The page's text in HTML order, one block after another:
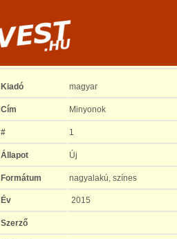
Kiadó magyar
Cím Minyonok
# 1
Állapot Új
Formátum nagyalakú, színes
Év 2015
Szerző